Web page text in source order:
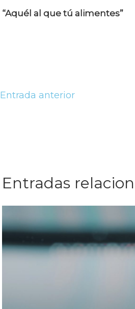
“Aquél al que tú alimentes”
Entrada anterior
Entradas